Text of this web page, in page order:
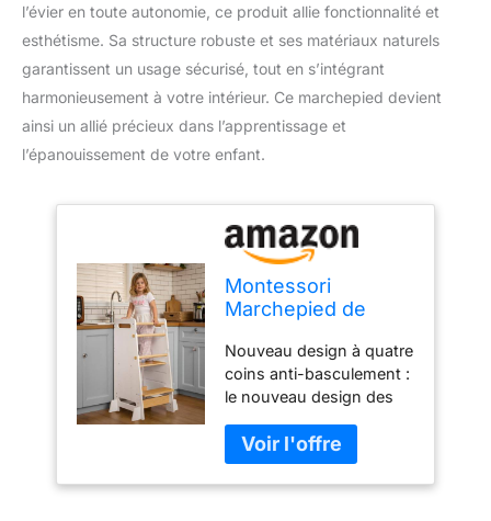
l’évier en toute autonomie, ce produit allie fonctionnalité et
esthétisme. Sa structure robuste et ses matériaux naturels
garantissent un usage sécurisé, tout en s’intégrant
harmonieusement à votre intérieur. Ce marchepied devient
ainsi un allié précieux dans l’apprentissage et
l’épanouissement de votre enfant.
Montessori
Marchepied de
petits – Tour
d'apprentissage
debout pour
comptoir de cuisine
pour enfants –
Marchepied debout
pour évier de salle
Nouveau design à quatre
coins anti-basculement :
le nouveau design des
basculement peut
garantir la stabilité de ce
tabouret de cuisine. Il est